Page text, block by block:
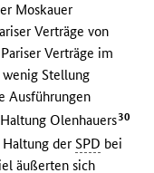
Moskauer
Verträge von
Verträge im
Stellung
Ausführungen
Olenhauers30
Haltung derSPD bei
äußerten sich